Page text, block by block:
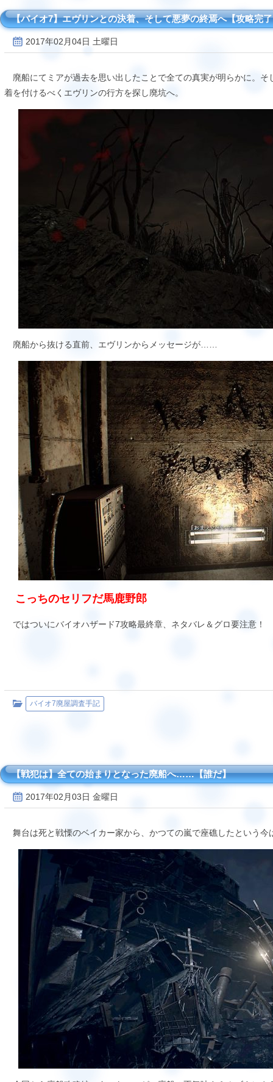
【バイオ7】エヴリンとの決着、そして悪夢の終焉へ【攻略完
2017年02月04日 土曜日
廃船にてミアが過去を思い出したことで全ての真実が明らかに。そ
着を付けるべくエヴリンの行方を探し廃坑へ。
廃船から抜ける直前、エヴリンからメッセージが……
こっちのセリフだ馬鹿野郎
ではついにバイオハザード7攻略最終章、ネタバレ＆グロ要注意！
バイオ7廃屋調査手記
【戦犯は】全ての始まりとなった廃船へ……【誰だ】
2017年02月03日 金曜日
舞台は死と戦慄のベイカー家から、かつての嵐で座礁したという今